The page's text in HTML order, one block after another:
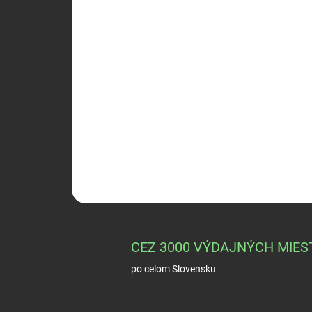
CEZ 3000 VÝDAJNÝCH
po celom Slovensku